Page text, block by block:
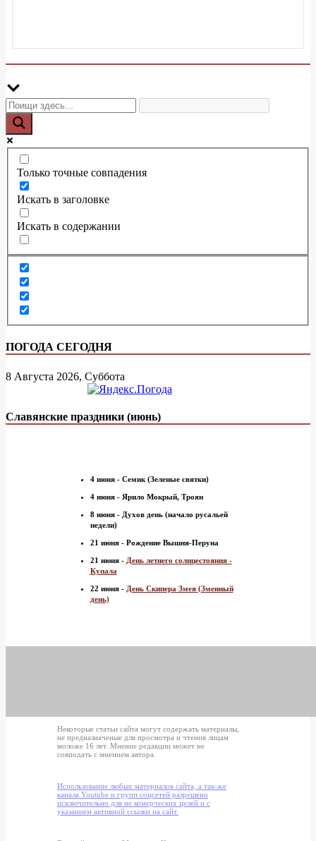
Только точные совпадения
Искать в заголовке
Искать в содержании
ПОГОДА СЕГОДНЯ
8 Августа 2026, Суббота
Славянские праздники (июнь)
4 июня - Семик (Зеленые святки)
4 июня - Ярило Мокрый, Троян
8 июня - Духов день (начало русальей
недели)
21 июня - Рождение Вышня-Перуна
21 июня - День летнего солнцестояния -
Купала
22 июня - День Скипера Змея (Змеиный
день)
Некоторые статьи сайта могут содержать материалы,
не предназначеные для просмотра и чтения лицам
моложе 16 лет. Мнение редакции может не
совподать с мнением автора.
Использование любых материалов сайта, а так-же
канала Youtube и групп соцсетей разрешено
исключительно для не комерческих целей и с
указанием активной ссылки на сайт.